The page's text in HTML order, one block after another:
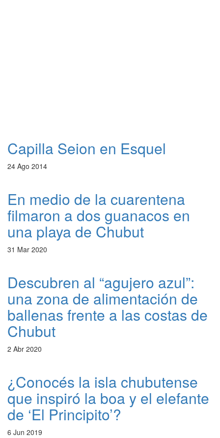
Capilla Seion en Esquel
24 Ago 2014
En medio de la cuarentena
filmaron a dos guanacos en
una playa de Chubut
31 Mar 2020
Descubren al “agujero azul”:
una zona de alimentación de
ballenas frente a las costas de
Chubut
2 Abr 2020
¿Conocés la isla chubutense
que inspiró la boa y el elefante
de ‘El Principito’?
6 Jun 2019